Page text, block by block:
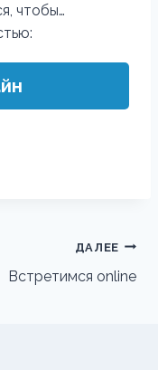
чтобы…
ДАЛЕЕ
Встретимся online